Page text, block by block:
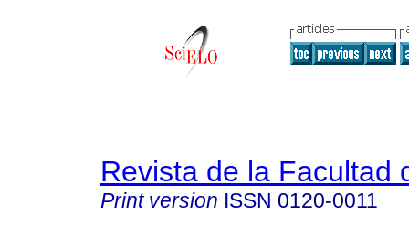
Revista de la Facultad
Print version ISSN 0120-0011